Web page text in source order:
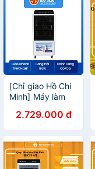
[Chỉ giao Hồ Chí
Minh] Máy làm
Hòa Phát HPCF1-
033i - Hàng
chính hãng
2.729.000 đ